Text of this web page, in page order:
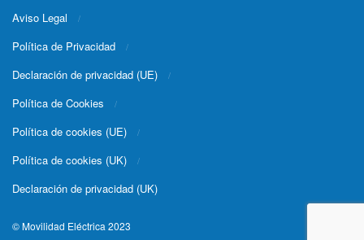
Aviso Legal
Política de Privacidad
Declaración de privacidad (UE)
Política de Cookies
Política de cookies (UE)
Política de cookies (UK)
Declaración de privacidad (UK)
© Movilidad Eléctrica 2023